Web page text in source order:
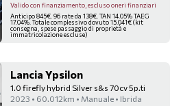
Valido con finanziamento, escluso oneri finanziari
Anticipo 845€. 96 rate da 138€. TAN 14.05% TAEG
17.04%. Totale complessivo dovuto 15.041€ (kit
consegna, spese passaggio di proprietà e
immatricolazione escluse)
Lancia Ypsilon
1.0 firefly hybrid Silver s&s 70cv 5p.ti
2023 • 60.012km • Manuale • Ibrida